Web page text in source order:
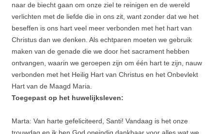
naar de biecht gaan om onze ziel te reinigen en de wereld
verlichten met de liefde die in ons zit, want zonder dat we het
beseffen is ons hart veel meer verbonden met het hart van
Christus dan we denken. Als echtparen moeten we gebruik
maken van de genade die we door het sacrament hebben
ontvangen, waarin we geroepen zijn om één hart te zijn, nauw
verbonden met het Heilig Hart van Christus en het Onbevlekt
Hart van de Maagd Maria.
Toegepast op het huwelijksleven:
Marta: Van harte gefeliciteerd, Santi! Vandaag is het onze